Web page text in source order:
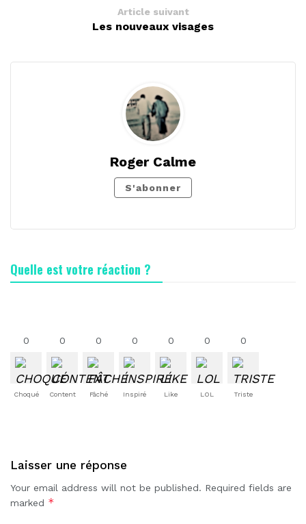
Article suivant
Les nouveaux visages
Roger Calme
S'abonner
Quelle est votre réaction ?
0
Choqué
0
Content
0
Fâché
0
Inspiré
0
Like
0
LOL
0
Triste
Laisser une réponse
Your email address will not be published. Required fields are
marked *